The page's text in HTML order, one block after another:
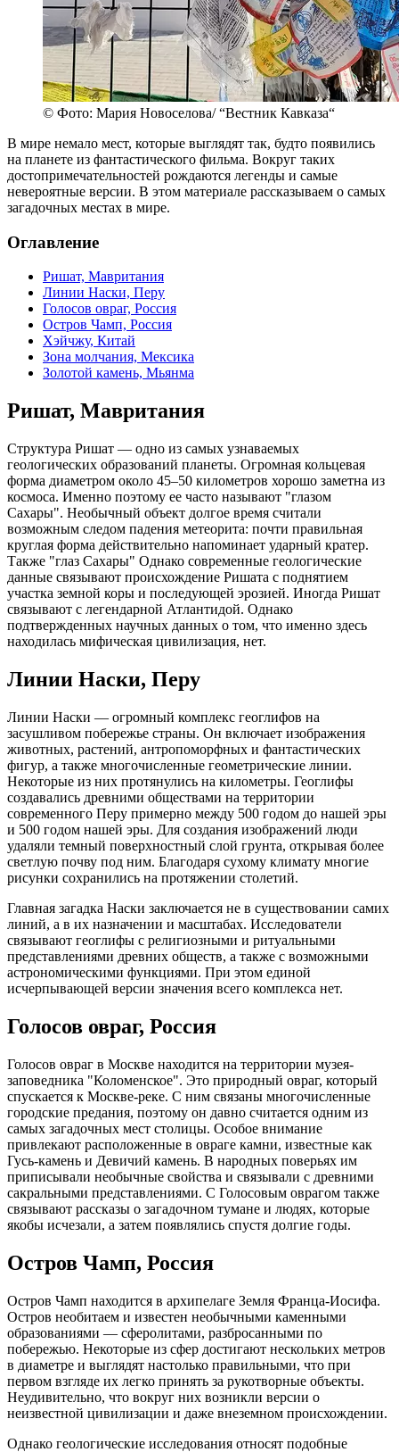
© Фото: Мария Новоселова/ “Вестник Кавказа“
В мире немало мест, которые выглядят так, будто появились
на планете из фантастического фильма. Вокруг таких
достопримечательностей рождаются легенды и самые
невероятные версии. В этом материале рассказываем о самых
загадочных местах в мире.
Оглавление
Ришат, Мавритания
Линии Наски, Перу
Голосов овраг, Россия
Остров Чамп, Россия
Хэйчжу, Китай
Зона молчания, Мексика
Золотой камень, Мьянма
Ришат, Мавритания
Структура Ришат — одно из самых узнаваемых
геологических образований планеты. Огромная кольцевая
форма диаметром около 45–50 километров хорошо заметна из
космоса. Именно поэтому ее часто называют "глазом
Сахары". Необычный объект долгое время считали
возможным следом падения метеорита: почти правильная
круглая форма действительно напоминает ударный кратер.
Также "глаз Сахары" Однако современные геологические
данные связывают происхождение Ришата с поднятием
участка земной коры и последующей эрозией. Иногда Ришат
связывают с легендарной Атлантидой. Однако
подтвержденных научных данных о том, что именно здесь
находилась мифическая цивилизация, нет.
Линии Наски, Перу
Линии Наски — огромный комплекс геоглифов на
засушливом побережье страны. Он включает изображения
животных, растений, антропоморфных и фантастических
фигур, а также многочисленные геометрические линии.
Некоторые из них протянулись на километры. Геоглифы
создавались древними обществами на территории
современного Перу примерно между 500 годом до нашей эры
и 500 годом нашей эры. Для создания изображений люди
удаляли темный поверхностный слой грунта, открывая более
светлую почву под ним. Благодаря сухому климату многие
рисунки сохранились на протяжении столетий.
Главная загадка Наски заключается не в существовании самих
линий, а в их назначении и масштабах. Исследователи
связывают геоглифы с религиозными и ритуальными
представлениями древних обществ, а также с возможными
астрономическими функциями. При этом единой
исчерпывающей версии значения всего комплекса нет.
Голосов овраг, Россия
Голосов овраг в Москве находится на территории музея-
заповедника "Коломенское". Это природный овраг, который
спускается к Москве-реке. С ним связаны многочисленные
городские предания, поэтому он давно считается одним из
самых загадочных мест столицы. Особое внимание
привлекают расположенные в овраге камни, известные как
Гусь-камень и Девичий камень. В народных поверьях им
приписывали необычные свойства и связывали с древними
сакральными представлениями. С Голосовым оврагом также
связывают рассказы о загадочном тумане и людях, которые
якобы исчезали, а затем появлялись спустя долгие годы.
Остров Чамп, Россия
Остров Чамп находится в архипелаге Земля Франца-Иосифа.
Остров необитаем и известен необычными каменными
образованиями — сферолитами, разбросанными по
побережью. Некоторые из сфер достигают нескольких метров
в диаметре и выглядят настолько правильными, что при
первом взгляде их легко принять за рукотворные объекты.
Неудивительно, что вокруг них возникли версии о
неизвестной цивилизации и даже внеземном происхождении.
Однако геологические исследования относят подобные